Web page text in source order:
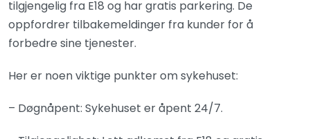
tilgjengelig fra E18 og har gratis parkering. De
oppfordrer tilbakemeldinger fra kunder for å
forbedre sine tjenester.
Her er noen viktige punkter om sykehuset:
– Døgnåpent: Sykehuset er åpent 24/7.